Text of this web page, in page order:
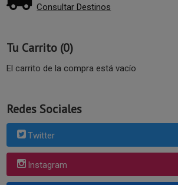
Consultar Destinos
Tu Carrito (0)
El carrito de la compra está vacío
Redes Sociales
Twitter
Instagram